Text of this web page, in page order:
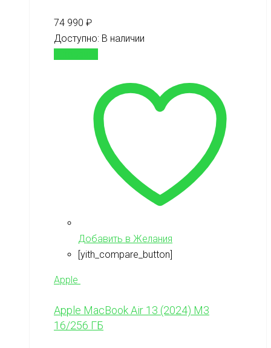
74 990 ₽
Доступно: В наличии
Добавить в Желания
[yith_compare_button]
Apple
Apple MacBook Air 13 (2024) M3
16/256 ГБ